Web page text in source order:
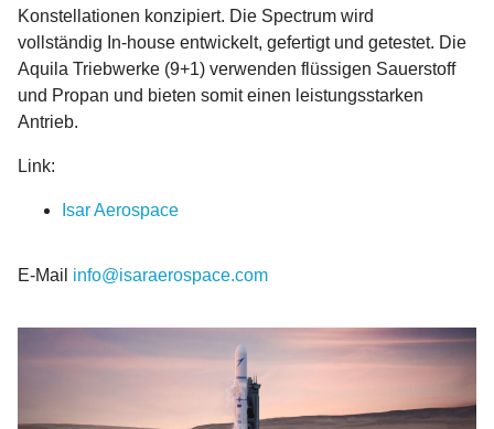
Konstellationen konzipiert. Die Spectrum wird
vollständig In-house entwickelt, gefertigt und getestet. Die
Aquila Triebwerke (9+1) verwenden flüssigen Sauerstoff
und Propan und bieten somit einen leistungsstarken
Antrieb.
Link:
Isar Aerospace
E-Mail info@isaraerospace.com